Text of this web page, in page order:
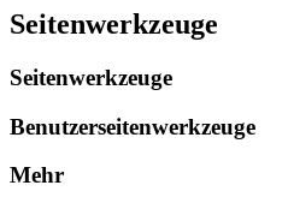
Seitenwerkzeuge
Seitenwerkzeuge
Benutzerseitenwerkzeuge
Mehr